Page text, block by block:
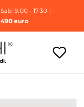
9.00 - 17.30 |
490 euro